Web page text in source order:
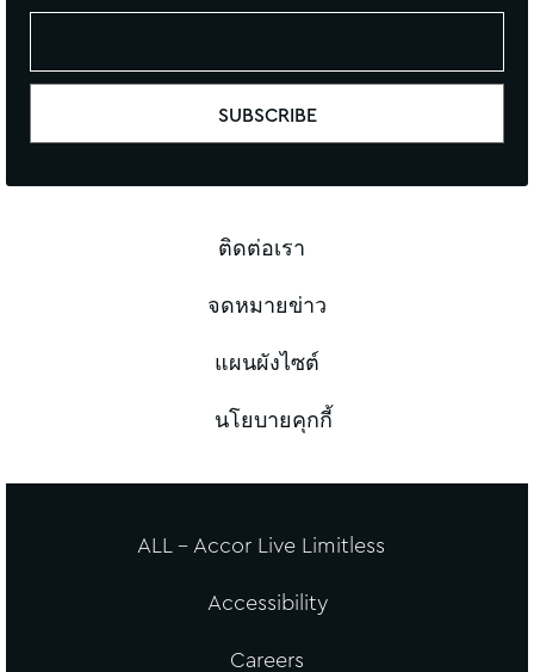
ติดต่อเรา
จดหมายข่าว
แผนผังไซต์
นโยบายคุกกี้
ALL - Accor Live Limitless
Accessibility
Careers